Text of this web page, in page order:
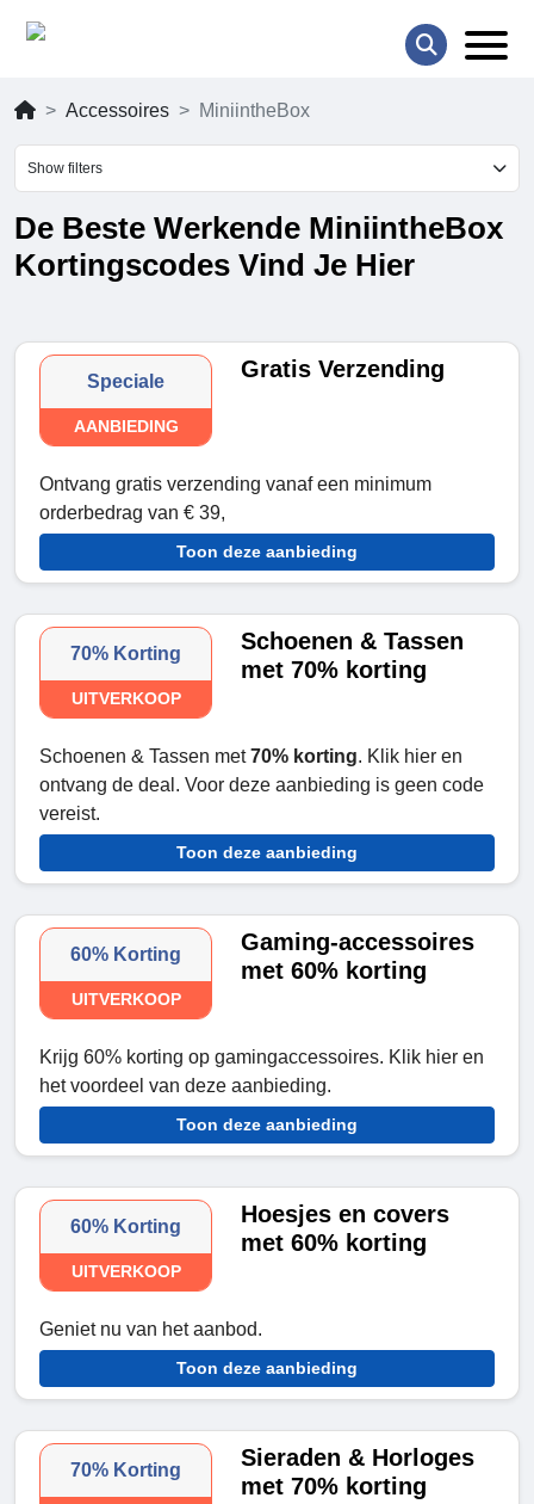
Accessoires MiniintheBox
Show filters
De Beste Werkende MiniintheBox
Kortingscodes Vind Je Hier
Speciale
AANBIEDING
Gratis Verzending
Ontvang gratis verzending vanaf een minimum
orderbedrag van € 39,
Toon deze aanbieding
70% Korting
UITVERKOOP
Schoenen & Tassen
met 70% korting
Schoenen & Tassen met70% korting. Klik hier en
ontvang de deal. Voor deze aanbieding is geen code
vereist.
Toon deze aanbieding
60% Korting
UITVERKOOP
Gaming-accessoires
met 60% korting
Krijg 60% korting op gamingaccessoires. Klik hier en
het voordeel van deze aanbieding.
Toon deze aanbieding
60% Korting
UITVERKOOP
Hoesjes en covers
met 60% korting
Geniet nu van het aanbod.
Toon deze aanbieding
70% Korting
Sieraden & Horloges
met 70% korting